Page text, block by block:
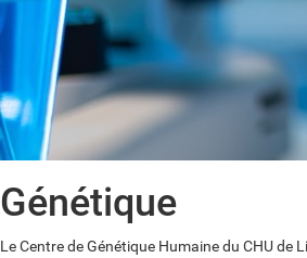
Génétique
Le Centre de Génétique Humaine du CHU de